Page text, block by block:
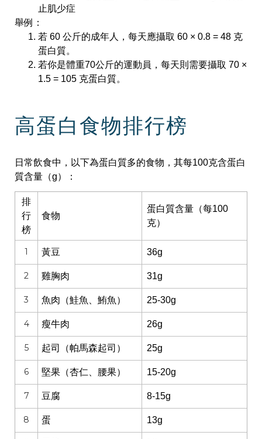
止肌少症
舉例：
若 60 公斤的成年人，每天應攝取 60 × 0.8 = 48 克
蛋白質。
若你是體重70公斤的運動員，每天則需要攝取 70 ×
1.5 = 105 克蛋白質。
高蛋白食物排行榜
日常飲食中，以下為蛋白質多的食物，其每100克含蛋白
質含量（g）：
排
行
榜
食物
蛋白質含量（每100
克）
1 黃豆 36g
2 雞胸肉 31g
3 魚肉（鮭魚、鮪魚） 25-30g
4 瘦牛肉 26g
5 起司（帕馬森起司） 25g
6 堅果（杏仁、腰果） 15-20g
7 豆腐 8-15g
8 蛋 13g